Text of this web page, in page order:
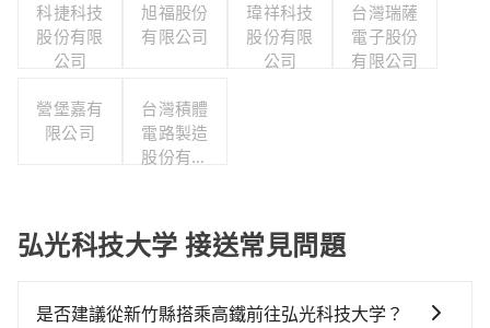
會
科捷科技
股份有限
公司
旭福股份
有限公司
瑋祥科技
股份有限
公司
台灣瑞薩
電子股份
有限公司
營堡嘉有
限公司
台灣積體
電路製造
股份有限
弘光科技大学 接送常見問題
是否建議從新竹縣搭乘高鐵前往弘光科技大学？